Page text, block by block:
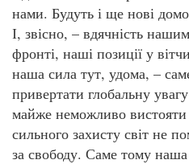
нами. Будуть і ще нові
І, звісно, – вдячність
фронті, наші позиції у
наша сила тут, удома, –
привертати глобальну
майже неможливо вистояти
сильного захисту світ не
за свободу. Саме тому